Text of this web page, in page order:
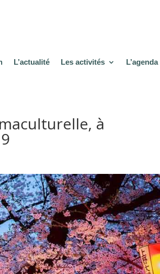
L’actualité Les activités L’agenda
à